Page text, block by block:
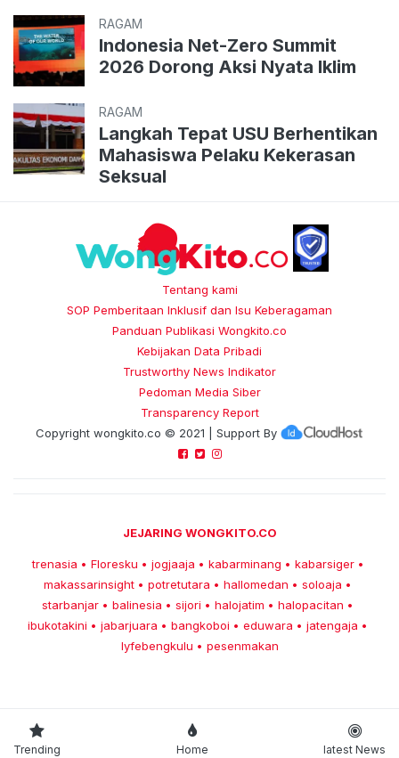
RAGAM
Indonesia Net-Zero Summit
2026 Dorong Aksi Nyata Iklim
RAGAM
Langkah Tepat USU Berhentikan
Mahasiswa Pelaku Kekerasan
Seksual
Tentang kami
SOP Pemberitaan Inklusif dan Isu Keberagaman
Panduan Publikasi Wongkito.co
Kebijakan Data Pribadi
Trustworthy News Indikator
Pedoman Media Siber
Transparency Report
Copyright wongkito.co © 2021 | Support By
JEJARING WONGKITO.CO
trenasia • Floresku • jogjaaja • kabarminang • kabarsiger •
makassarinsight • potretutara • hallomedan • soloaja •
starbanjar • balinesia • sijori • halojatim • halopacitan •
ibukotakini • jabarjuara • bangkoboi • eduwara • jatengaja •
lyfebengkulu • pesenmakan
Trending Home latest News